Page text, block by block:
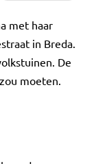
met haar
in Breda.
De
moeten.